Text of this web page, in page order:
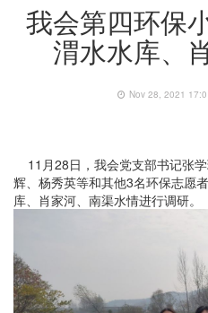
我会第四环保
渭水水库、
Nov 28, 2021
11月28日，我会党支部书记张
辉、杨秀英等和其他3名环保志愿
库、肖家河、南渠水情进行调研。